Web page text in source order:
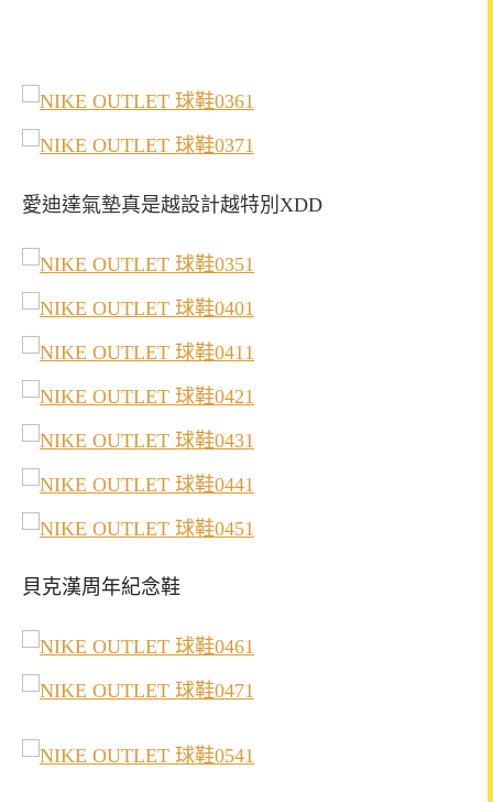
愛迪達氣墊真是越設計越特別XDD
貝克漢周年紀念鞋